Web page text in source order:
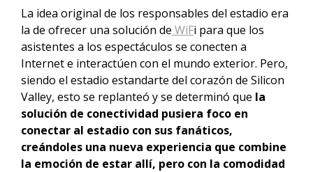
La idea original de los responsables del estadio era
la de ofrecer una solución de WiFi para que los
asistentes a los espectáculos se conecten a
Internet e interactúen con el mundo exterior. Pero,
siendo el estadio estandarte del corazón de Silicon
Valley, esto se replanteó y se determinó que la
solución de conectividad pusiera foco en
conectar al estadio con sus fanáticos,
creándoles una nueva experiencia que combine
la emoción de estar allí, pero con la comodidad